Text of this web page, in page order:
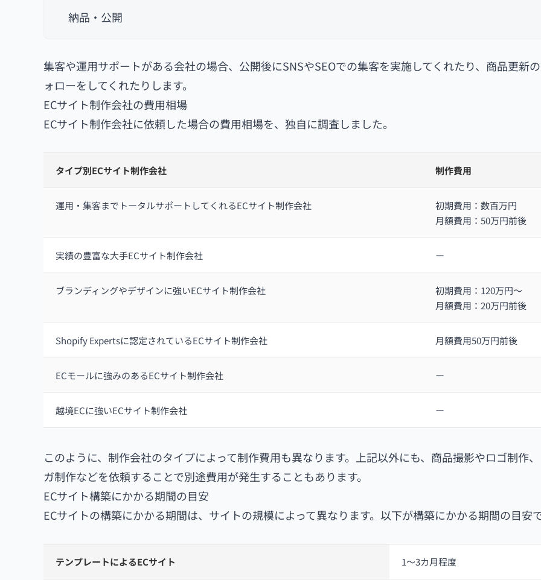
納品・公開
集客や運用サポートがある会社の場合、公開後にSNSやSEOでの集客を実施してくれたり、商品更新
ォローをしてくれたりします。
ECサイト制作会社の費用相場
ECサイト制作会社に依頼した場合の費用相場を、独自に調査しました。
タイプ別ECサイト制作会社 制作費用
運用・集客までトータルサポートしてくれるECサイト制作会社
初期費用：数百万円
月額費用：50万円前後
実績の豊富な大手ECサイト制作会社 ー
ブランディングやデザインに強いECサイト制作会社
初期費用：120万円～
月額費用：20万円前後
Shopify Expertsに認定されているECサイト制作会社 月額費用50万円前後
ECモールに強みのあるECサイト制作会社 ー
越境ECに強いECサイト制作会社 ー
このように、制作会社のタイプによって制作費用も異なります。上記以外にも、商品撮影やロゴ制作
ガ制作などを依頼することで別途費用が発生することもあります。
ECサイト構築にかかる期間の目安
ECサイトの構築にかかる期間は、サイトの規模によって異なります。以下が構築にかかる期間の目安
テンプレートによるECサイト 1～3カ月程度